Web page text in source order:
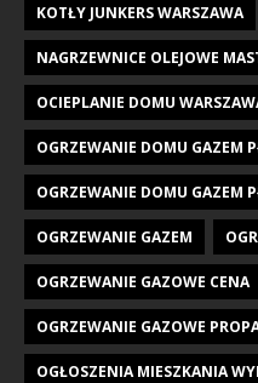
KOTŁY JUNKERS WARSZAWA
NAGRZEWNICE OLEJOWE
OCIEPLANIE DOMU
OGRZEWANIE DOMU GAZEM
OGRZEWANIE DOMU GAZEM
OGRZEWANIE GAZEM
OGRZEWANIE GAZOWE CENA
OGRZEWANIE GAZOWE
OGŁOSZENIA MIESZKANIA